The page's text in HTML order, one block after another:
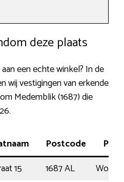
deze plaats
een echte winkel? In de
wij vestigingen van erkende
Medemblik (1687) die
Postcode
15 1687 AL